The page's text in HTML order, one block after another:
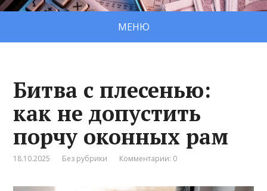
МЕНЮ
Битва с плесенью:
как не допустить
порчу оконных рам
18.10.2025 Без рубрики Комментарии: 0